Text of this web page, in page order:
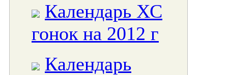
Календарь ХС
гонок на 2012 г
Календарь